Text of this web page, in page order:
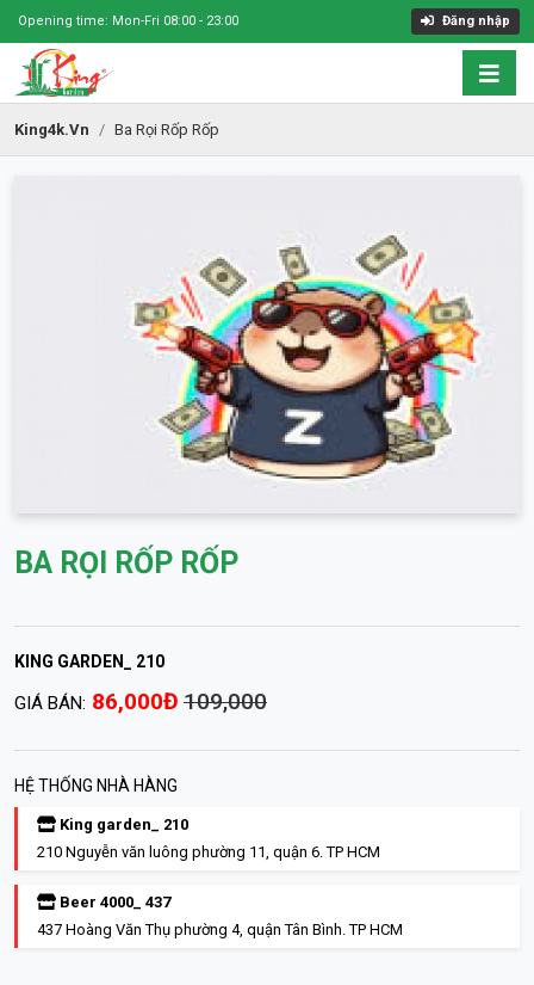
Opening time: Mon-Fri 08:00 - 23:00 Đăng nhập
King4k.vn Ba Rọi Rốp Rốp
BA RỌI RỐP RỐP
KING GARDEN_ 210
GIÁ BÁN: 86,000Đ 109,000
HỆ THỐNG NHÀ HÀNG
King garden_ 210
210 Nguyễn văn luông phường 11, quận 6. TP HCM
Beer 4000_ 437
437 Hoàng Văn Thụ phường 4, quận Tân Bình. TP HCM